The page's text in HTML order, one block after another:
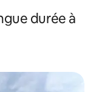
durée à